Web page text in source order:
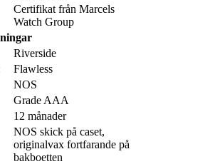
Certifikat från Marcels
Watch Group
Riverside
Flawless
NOS
Grade AAA
12 månader
NOS skick på caset,
originalvax fortfarande på
bakboetten